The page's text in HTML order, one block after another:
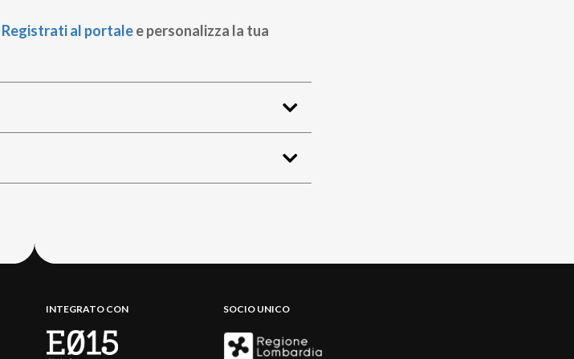
Registrati al portalee personalizza la tua
INTEGRATO CON SOCIO UNICO